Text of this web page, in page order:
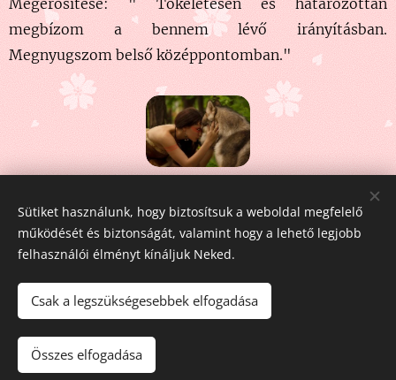
Megerősítése: " Tökéletesen és határozottan
megbízom a bennem lévő irányításban.
Megnyugszom belső középpontomban."
Share
Fehér Pegazus
Az oldalt a
Webnode
Sütiket használunk, hogy biztosítsuk a weboldal megfelelő
működését és biztonságát, valamint hogy a lehető legjobb
felhasználói élményt kínáljuk Neked.
Csak a legszükségesebbek elfogadása
Összes elfogadása